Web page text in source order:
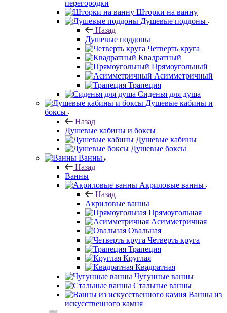
перегородки
Шторки на ванну
Душевые поддоны
Назад
Душевые поддоны
Четверть круга
Квадратный
Прямоугольный
Асимметричный
Трапеция
Сиденья для душа
Душевые кабины и
боксы
Назад
Душевые кабины и боксы
Душевые кабины
Душевые боксы
Ванны
Назад
Ванны
Акриловые ванны
Назад
Акриловые ванны
Прямоугольная
Асимметричная
Овальная
Четверть круга
Трапеция
Круглая
Квадратная
Чугунные ванны
Стальные ванны
Ванны из
искусственного камня